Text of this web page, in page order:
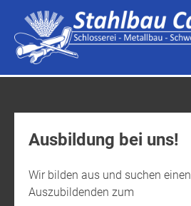
content
Ausbildung bei uns!
Wir bilden aus und suchen einen
Auszubildenden zum